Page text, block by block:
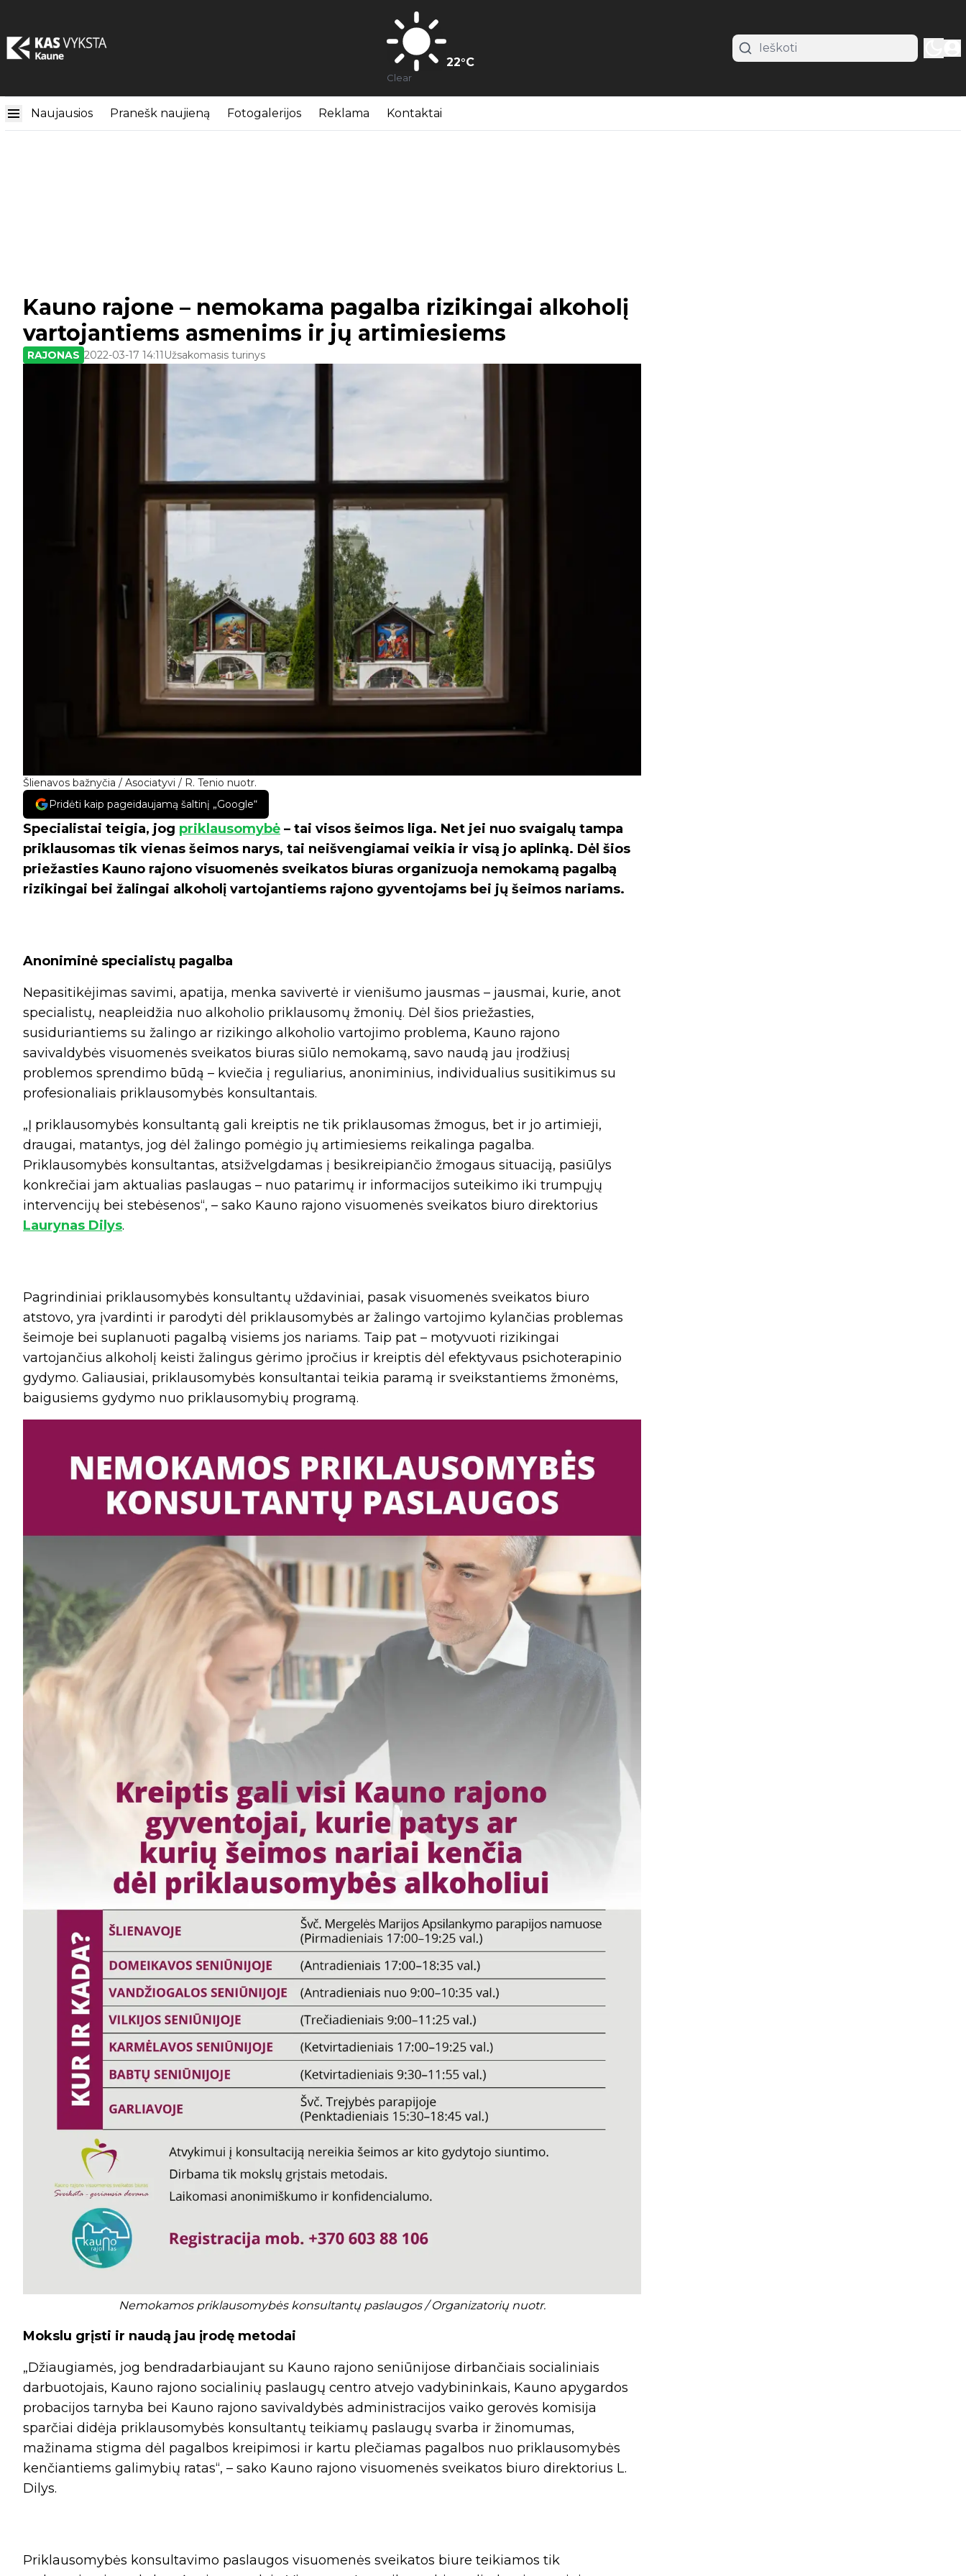
22°C
Clear
Naujausios Pranešk naujieną Fotogalerijos Reklama Kontaktai
Šlienavos bažnyčia / Asociatyvi / R. Tenio nuotr.
Kauno rajone – nemokama pagalba rizikingai alkoholį
vartojantiems asmenims ir jų artimiesiems
RAJONAS 2022-03-17 14:11 Užsakomasis turinys
Pridėti kaip pageidaujamą šaltinį „Google“
Specialistai teigia, jog priklausomybė – tai visos šeimos liga. Net jei nuo svaigalų tampa
priklausomas tik vienas šeimos narys, tai neišvengiamai veikia ir visą jo aplinką. Dėl šios
priežasties Kauno rajono visuomenės sveikatos biuras organizuoja nemokamą pagalbą
rizikingai bei žalingai alkoholį vartojantiems rajono gyventojams bei jų šeimos nariams.
Anoniminė specialistų pagalba
Nepasitikėjimas savimi, apatija, menka savivertė ir vienišumo jausmas – jausmai, kurie, anot
specialistų, neapleidžia nuo alkoholio priklausomų žmonių. Dėl šios priežasties,
susiduriantiems su žalingo ar rizikingo alkoholio vartojimo problema, Kauno rajono
savivaldybės visuomenės sveikatos biuras siūlo nemokamą, savo naudą jau įrodžiusį
problemos sprendimo būdą – kviečia į reguliarius, anoniminius, individualius susitikimus su
profesionaliais priklausomybės konsultantais.
„Į priklausomybės konsultantą gali kreiptis ne tik priklausomas žmogus, bet ir jo artimieji,
draugai, matantys, jog dėl žalingo pomėgio jų artimiesiems reikalinga pagalba.
Priklausomybės konsultantas, atsižvelgdamas į besikreipiančio žmogaus situaciją, pasiūlys
konkrečiai jam aktualias paslaugas – nuo patarimų ir informacijos suteikimo iki trumpųjų
intervencijų bei stebėsenos“, – sako Kauno rajono visuomenės sveikatos biuro direktorius
Laurynas Dilys.
Pagrindiniai priklausomybės konsultantų uždaviniai, pasak visuomenės sveikatos biuro
atstovo, yra įvardinti ir parodyti dėl priklausomybės ar žalingo vartojimo kylančias problemas
šeimoje bei suplanuoti pagalbą visiems jos nariams. Taip pat – motyvuoti rizikingai
vartojančius alkoholį keisti žalingus gėrimo įpročius ir kreiptis dėl efektyvaus psichoterapinio
gydymo. Galiausiai, priklausomybės konsultantai teikia paramą ir sveikstantiems žmonėms,
baigusiems gydymo nuo priklausomybių programą.
Nemokamos priklausomybės konsultantų paslaugos / Organizatorių nuotr.
Mokslu grįsti ir naudą jau įrodę metodai
„Džiaugiamės, jog bendradarbiaujant su Kauno rajono seniūnijose dirbančiais socialiniais
darbuotojais, Kauno rajono socialinių paslaugų centro atvejo vadybininkais, Kauno apygardos
probacijos tarnyba bei Kauno rajono savivaldybės administracijos vaiko gerovės komisija
sparčiai didėja priklausomybės konsultantų teikiamų paslaugų svarba ir žinomumas,
mažinama stigma dėl pagalbos kreipimosi ir kartu plečiamas pagalbos nuo priklausomybės
kenčiantiems galimybių ratas“, – sako Kauno rajono visuomenės sveikatos biuro direktorius L.
Dilys.
Priklausomybės konsultavimo paslaugos visuomenės sveikatos biure teikiamos tik